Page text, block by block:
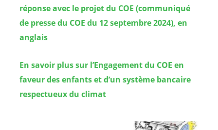
réponse avec le projet du COE (communiqué
de presse du COE du 12 septembre 2024), en
anglais
En savoir plus sur l’Engagement du COE en
faveur des enfants et d’un système bancaire
respectueux du climat